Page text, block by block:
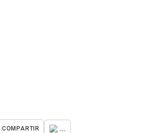
COMPARTIR ...